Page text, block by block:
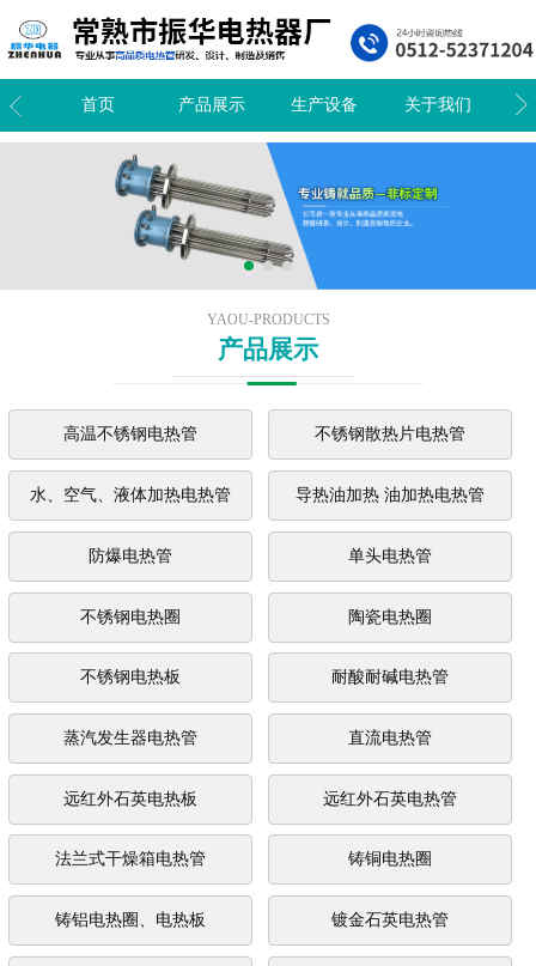
首页 产品展示 生产设备 关于我们
YAOU-PRODUCTS
产品展示
高温不锈钢电热管 不锈钢散热片电热管
水、空气、液体加热电热管 导热油加热 油加热电热管
防爆电热管 单头电热管
不锈钢电热圈 陶瓷电热圈
不锈钢电热板 耐酸耐碱电热管
蒸汽发生器电热管 直流电热管
远红外石英电热板 远红外石英电热管
法兰式干燥箱电热管 铸铜电热圈
铸铝电热圈、电热板 镀金石英电热管